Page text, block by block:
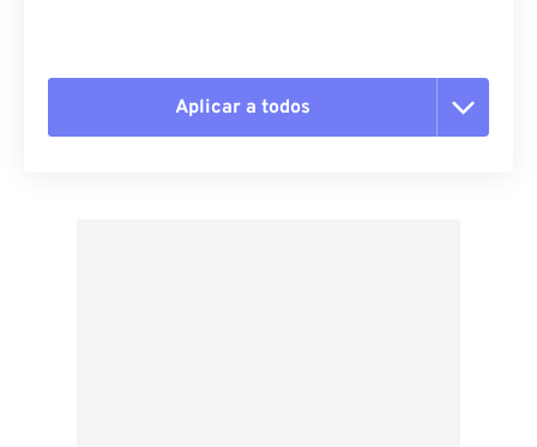
Aplicar a todos